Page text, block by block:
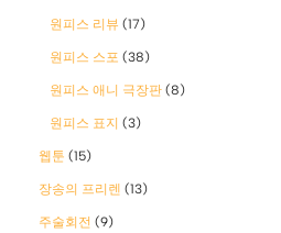
원피스 리뷰 (17)
원피스 스포 (38)
원피스 애니 극장판 (8)
원피스 표지 (3)
웹툰 (15)
장송의 프리렌 (13)
주술회전 (9)